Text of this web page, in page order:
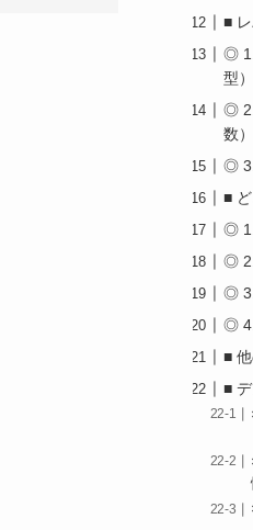
■
◎ 1.
型）
◎ 2.
数）
◎
■
◎ 1.
◎ 2.
◎
◎ 4.
■
■